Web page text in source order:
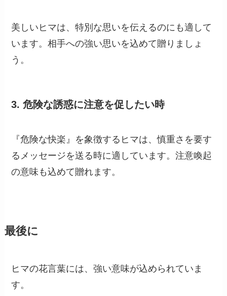
美しいヒマは、特別な思いを伝えるのにも適して
います。相手への強い思いを込めて贈りましょ
う。
3.危険な誘惑に注意を促したい時
『危険な快楽』を象徴するヒマは、慎重さを要す
るメッセージを送る時に適しています。注意喚起
の意味も込めて贈れます。
最後に
ヒマの花言葉には、強い意味が込められていま
す。